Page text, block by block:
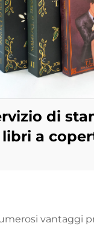
di
libri a
bordivantaggi